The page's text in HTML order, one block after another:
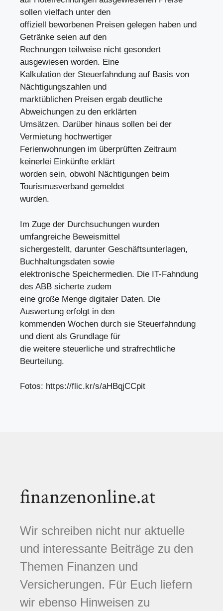
sollen vielfach unter den
offiziell beworbenen Preisen gelegen haben und
Getränke seien auf den
Rechnungen teilweise nicht gesondert
ausgewiesen worden. Eine
Kalkulation der Steuerfahndung auf Basis von
Nächtigungszahlen und
marktüblichen Preisen ergab deutliche
Abweichungen zu den erklärten
Umsätzen. Darüber hinaus sollen bei der
Vermietung hochwertiger
Ferienwohnungen im überprüften Zeitraum
keinerlei Einkünfte erklärt
worden sein, obwohl Nächtigungen beim
Tourismusverband gemeldet
wurden.
Im Zuge der Durchsuchungen wurden
umfangreiche Beweismittel
sichergestellt, darunter Geschäftsunterlagen,
Buchhaltungsdaten sowie
elektronische Speichermedien. Die IT-Fahndung
des ABB sicherte zudem
eine große Menge digitaler Daten. Die
Auswertung erfolgt in den
kommenden Wochen durch sie Steuerfahndung
und dient als Grundlage für
die weitere steuerliche und strafrechtliche
Beurteilung.
Fotos: https://flic.kr/s/aHBqjCCpit
finanzenonline.at
Wir schreiben nicht nur aktuelle
und interessante Beiträge zu den
Themen Finanzen und
Versicherungen. Für Euch liefern
wir ebenso Hinweisen zu